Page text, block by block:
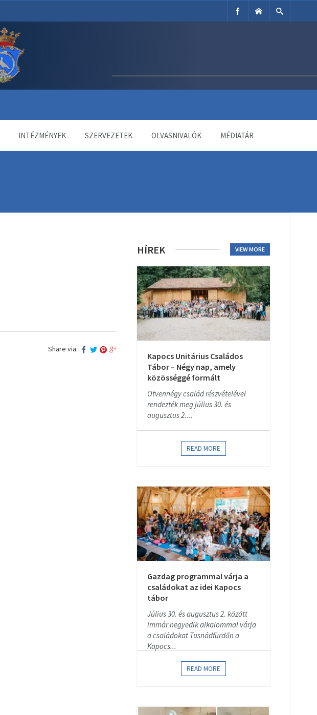
INTÉZMÉNYEK SZERVEZETEK OLVASNIVALÓK MÉDIATÁR
Share via:
HÍREK VIEW MORE
Kapocs Unitárius Családos
Tábor – Négy nap, amely
közösséggé formált
Ötvennégy család részvételével
rendezték meg július 30. és
augusztus 2....
READ MORE
Gazdag programmal várja a
családokat az idei Kapocs
tábor
Július 30. és augusztus 2. között
immár negyedik alkalommal várja
a családokat Tusnádfürdőn a
Kapocs...
READ MORE